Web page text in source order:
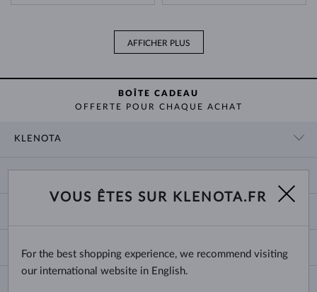
AFFICHER PLUS
BOÎTE CADEAU
OFFERTE POUR CHAQUE ACHAT
KLENOTA
NOUS CONNAÎTRE
LIVRAISON ET PAIEMENT
CHOISIR DES ALLIANCES
CERTIFICATS D’AUTHENTICITÉ
TAILLE ET VARIÉTÉ DES CHAÎNES
TAILLES DE BRACELETS
France
VOUS ÊTES SUR KLENOTA.FR
For the best shopping experience, we recommend visiting
our international website in English.